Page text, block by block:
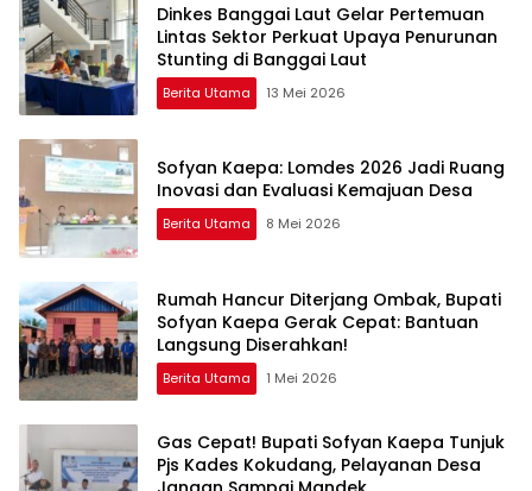
Dinkes Banggai Laut Gelar Pertemuan
Lintas Sektor Perkuat Upaya Penurunan
Stunting di Banggai Laut
Berita Utama 13 Mei 2026
Sofyan Kaepa: Lomdes 2026 Jadi Ruang
Inovasi dan Evaluasi Kemajuan Desa
Berita Utama 8 Mei 2026
Rumah Hancur Diterjang Ombak, Bupati
Sofyan Kaepa Gerak Cepat: Bantuan
Langsung Diserahkan!
Berita Utama 1 Mei 2026
Gas Cepat! Bupati Sofyan Kaepa Tunjuk
Pjs Kades Kokudang, Pelayanan Desa